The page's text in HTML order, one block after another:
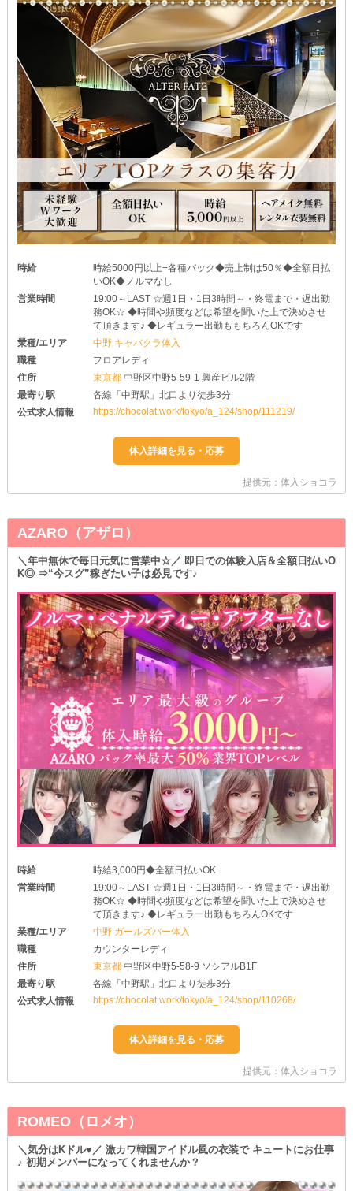
時給
時給5000円以上+各種バック◆売上制は50％◆全額日払
いOK◆ノルマなし
営業時間
19:00～LAST ☆週1日・1日3時間～・終電まで・遅出勤
務OK☆ ◆時間や頻度などは希望を聞いた上で決めさせ
て頂きます♪ ◆レギュラー出勤ももちろんOKです
業種/エリア
中野 キャバクラ体入
職種
フロアレディ
住所
東京都中野区中野5-59-1 興産ビル2階
最寄り駅
各線「中野駅」北口より徒歩3分
公式求人情報
https://chocolat.work/tokyo/a_124/shop/111219/
提供元：体入ショコラ
AZARO（アザロ）
＼年中無休で毎日元気に営業中☆／ 即日での体験入店＆全額日払いO
K◎ ⇒“今スグ”稼ぎたい子は必見です♪
時給
時給3,000円◆全額日払いOK
営業時間
19:00～LAST ☆週1日・1日3時間～・終電まで・遅出勤
務OK☆ ◆時間や頻度などは希望を聞いた上で決めさせ
て頂きます♪ ◆レギュラー出勤もちろんOKです
業種/エリア
中野 ガールズバー体入
職種
カウンターレディ
住所
東京都中野区中野5-58-9 ソシアルB1F
最寄り駅
各線「中野駅」北口より徒歩3分
公式求人情報
https://chocolat.work/tokyo/a_124/shop/110268/
提供元：体入ショコラ
ROMEO（ロメオ）
＼気分はKドル♥／ 激カワ韓国アイドル風の衣装で キュートにお仕事
♪ 初期メンバーになってくれませんか？